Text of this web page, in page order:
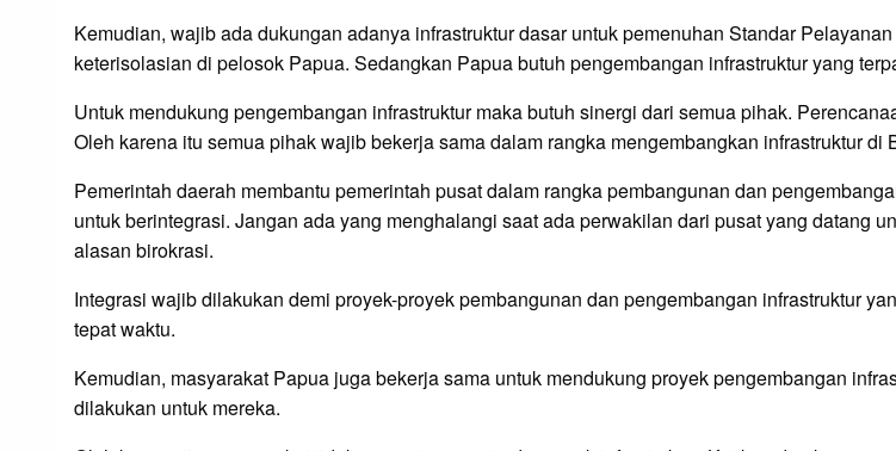
Kemudian, wajib ada dukungan adanya infrastruktur dasar untuk pemenuhan Standar
keterisolasian di pelosok Papua. Sedangkan Papua butuh pengembangan infrastruktur yang
Untuk mendukung pengembangan infrastruktur maka butuh sinergi dari semua pihak.
Oleh karena itu semua pihak wajib bekerja sama dalam rangka mengembangkan infrastruktur di
Pemerintah daerah membantu pemerintah pusat dalam rangka pembangunan dan
untuk berintegrasi. Jangan ada yang menghalangi saat ada perwakilan dari pusat yang datang
alasan birokrasi.
Integrasi wajib dilakukan demi proyek-proyek pembangunan dan pengembangan infrastruktur
tepat waktu.
Kemudian, masyarakat Papua juga bekerja sama untuk mendukung proyek pengembangan
dilakukan untuk mereka.